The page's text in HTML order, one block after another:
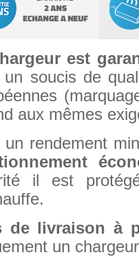
est
un soucis de
aux mêmes
un rendement
il est
de livraison à
un